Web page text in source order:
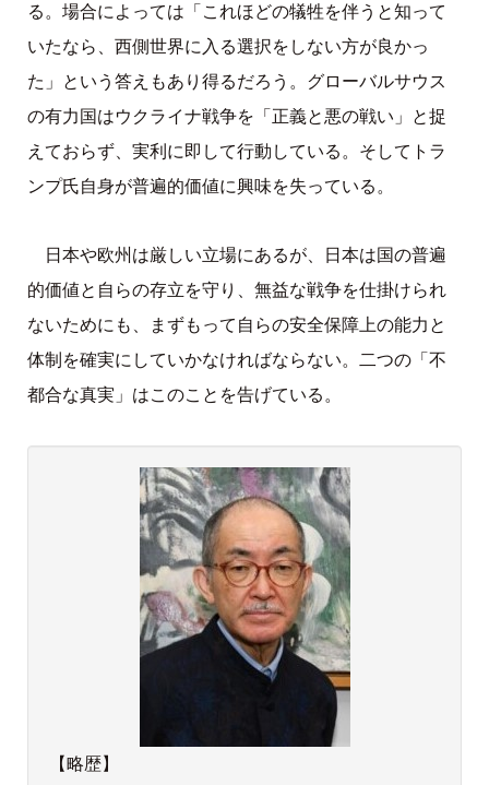
る。場合によっては「これほどの犠牲を伴うと知って
いたなら、西側世界に入る選択をしない方が良かっ
た」という答えもあり得るだろう。グローバルサウス
の有力国はウクライナ戦争を「正義と悪の戦い」と捉
えておらず、実利に即して行動している。そしてトラ
ンプ氏自身が普遍的価値に興味を失っている。
日本や欧州は厳しい立場にあるが、日本は国の普遍
的価値と自らの存立を守り、無益な戦争を仕掛けられ
ないためにも、まずもって自らの安全保障上の能力と
体制を確実にしていかなければならない。二つの「不
都合な真実」はこのことを告げている。
【略歴】